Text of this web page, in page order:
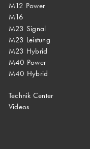
M12 Power
M16
M23 Signal
M23 Leistung
M23 Hybrid
M40 Power
M40 Hybrid
Technik Center
Videos